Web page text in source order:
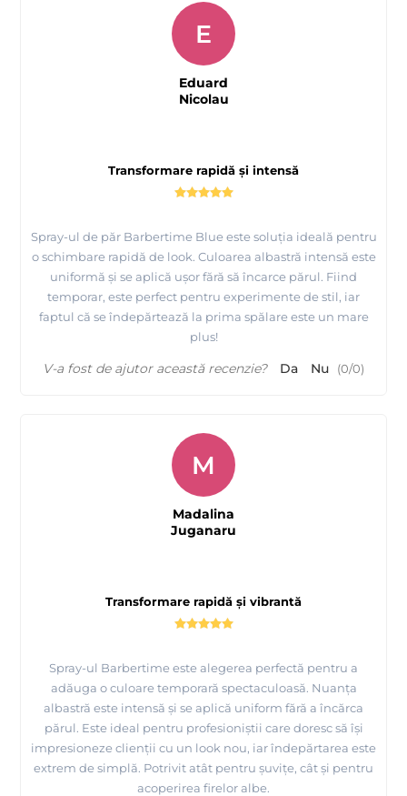
Transformare rapidă și intensă
Spray-ul de păr Barbertime Blue este soluția ideală pentru
o schimbare rapidă de look. Culoarea albastră intensă este
uniformă și se aplică ușor fără să încarce părul. Fiind
temporar, este perfect pentru experimente de stil, iar
faptul că se îndepărtează la prima spălare este un mare
plus!
E
Eduard
Nicolau
V-a fost de ajutor această recenzie? Da Nu (0/0)
Transformare rapidă și vibrantă
Spray-ul Barbertime este alegerea perfectă pentru a
adăuga o culoare temporară spectaculoasă. Nuanța
albastră este intensă și se aplică uniform fără a încărca
părul. Este ideal pentru profesioniștii care doresc să își
impresioneze clienții cu un look nou, iar îndepărtarea este
extrem de simplă. Potrivit atât pentru șuvițe, cât și pentru
acoperirea firelor albe.
M
Madalina
Juganaru